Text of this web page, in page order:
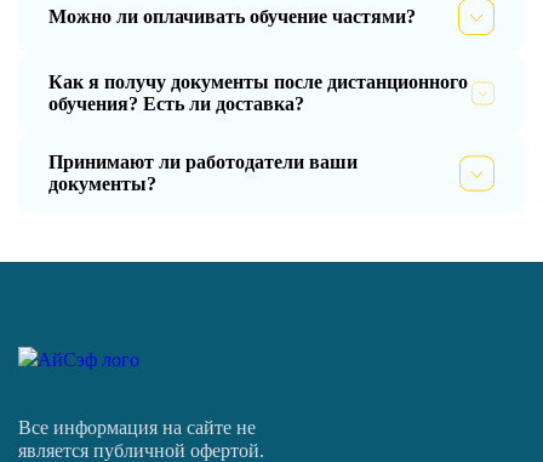
Можно ли оплачивать обучение частями?
Как я получу документы после дистанционного
обучения? Есть ли доставка?
Принимают ли работодатели ваши
документы?
Все информация на сайте не
является публичной офертой.